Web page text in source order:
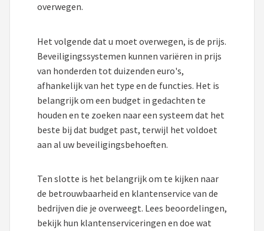
overwegen.
Het volgende dat u moet overwegen, is de prijs.
Beveiligingssystemen kunnen variëren in prijs
van honderden tot duizenden euro's,
afhankelijk van het type en de functies. Het is
belangrijk om een budget in gedachten te
houden en te zoeken naar een systeem dat het
beste bij dat budget past, terwijl het voldoet
aan al uw beveiligingsbehoeften.
Ten slotte is het belangrijk om te kijken naar
de betrouwbaarheid en klantenservice van de
bedrijven die je overweegt. Lees beoordelingen,
bekijk hun klantenserviceringen en doe wat